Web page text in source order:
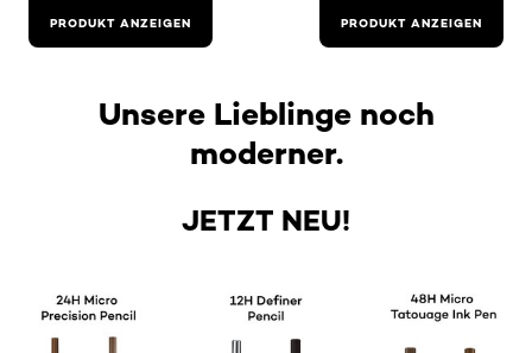
PRODUKT ANZEIGEN PRODUKT ANZEIGEN
Unsere Lieblinge noch
moderner.
JETZT NEU!